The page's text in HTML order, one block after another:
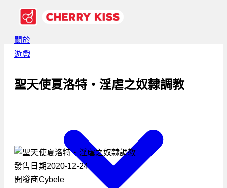
關於
遊戲
聖天使夏洛特・淫虐之奴隸調教
發售日期2020-12-24
開發商Cybele